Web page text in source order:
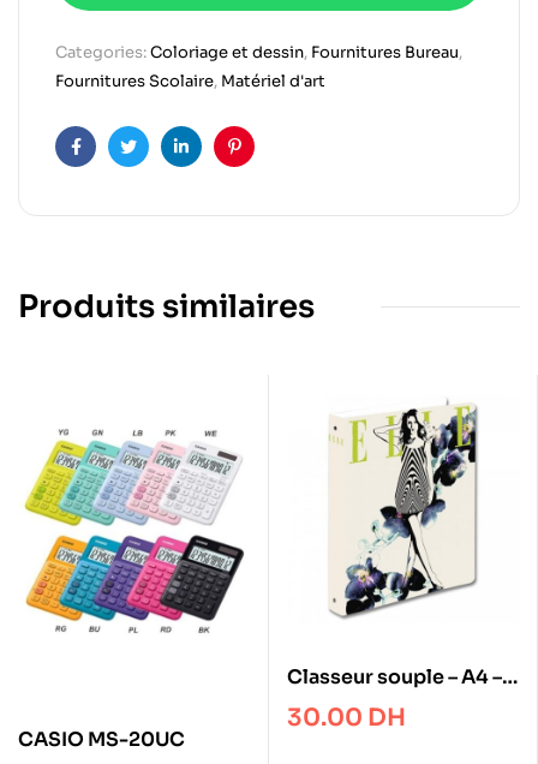
Categories:Coloriage et dessin, Fournitures Bureau,
Fournitures Scolaire, Matériel d'art
FacebookTwitterLinkedinPinterest
Produits similaires
CASIO MS-20UC
Classeur souple – A4 – 2
Anneaux – Exacompta
30.00 DH